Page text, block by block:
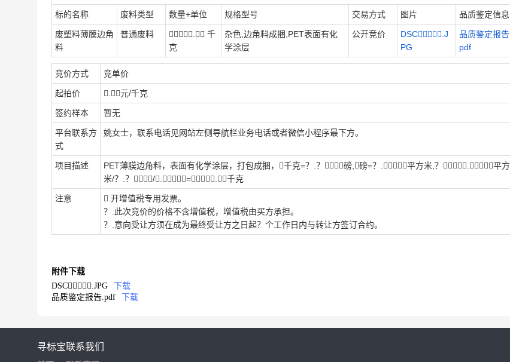
标的名称 废料类型 数量+单位 规格型号 交易方式 图片 品质鉴定信息
废塑料薄膜边角
料
普通废料
？.？ 千
克
杂色,边角料成捆,PET表面有化
学涂层
公开竞价
DSC？.J
PG
品质鉴定报告.
pdf
竞价方式 竞单价
起拍价 .？？元/千克
签约样本 暂无
平台联系方
式
姚女士，联系电话见网站左侧导航栏业务电话或者微信小程序最下方。
项目描述
PET薄膜边角料，表面有化学涂层，打包成捆，千克=？.？？？？磅,磅=？.？？？平方米,？？？.？？平方
米/？.？？？？/？.？？？=？.？千克
注意
.开增值税专用发票。
？.此次竞价的价格不含增值税，增值税由买方承担。
？.意向受让方须在成为最终受让方之日起？个工作日内与转让方签订合约。
附件下载
DSC？.JPG
下载
品质鉴定报告.pdf
下载
寻标宝联系我们